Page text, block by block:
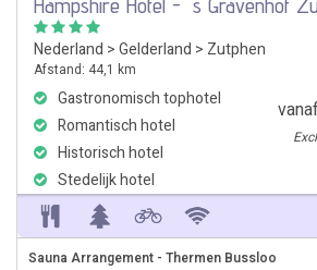
Hampshire Hotel - `s Gravenhof
Nederland >Gelderland > Zutphen
Afstand: 44,1 km
Gastronomisch tophotel
Romantisch hotel
Historisch hotel
Stedelijk hotel
Sauna Arrangement - Thermen Bussloo